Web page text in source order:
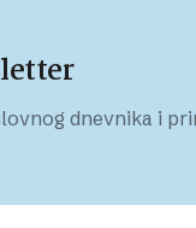
dnevnika i